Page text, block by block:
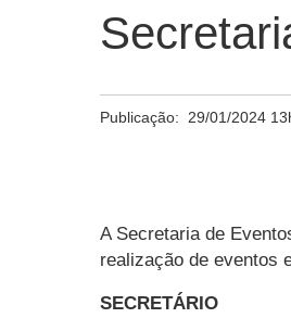
Publicação: 29/01/2024
A Secretaria de
realização de eventos
SECRETÁRIO